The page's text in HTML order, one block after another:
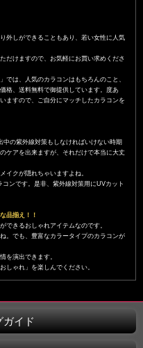
外しができることもあり、若い女性に人気
だけますので、お気軽にお買い求めくださ
では、人気のカラコンはもちろんのこと、
格、送料無料で御提供しています。度あ
ますので、ご自分にマッチしたカラコンを
の紫外線対策もしなければいけない時期
ケアを出来ますが、それだけで本当に大丈
イクが隠れちゃいますよね。
ンです。是非、紫外線対策用にUVカット
品揃え！！
できるおしゃれアイテムなのです。
。でも、豊富なカラータイプのカラコンが
を演出できます。
しゃれ」を楽しんでください。
ガイド